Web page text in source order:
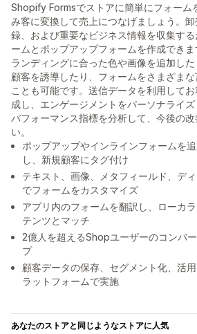
Shopify Formsでストアに簡単にフォーム
み客に変換して売上につなげましょう。
録、および重要なビジネス情報を収集す
ームとポップアップフォームを作成でき
ランディングに合った色や画像を追加し
顧客を誘導したり、フォームをさまざま
ことも可能です。送信データを利用して
成し、エンゲージメントをパーソナライズ
パフォーマンス指標を分析して、今後の
い。
ポップアップやインラインフォームを
し、新規顧客にタグ付け
テキスト、画像、メタフィールド、デ
でフォームをカスタマイズ
アプリ内のフォームを翻訳し、ローカ
テンツとマッチ
2億人を超えるShopユーザーのコンバ
プ
顧客データの保存、セグメント化、活
ラットフォームで実施
あなたのストアと同じようなストアに人気